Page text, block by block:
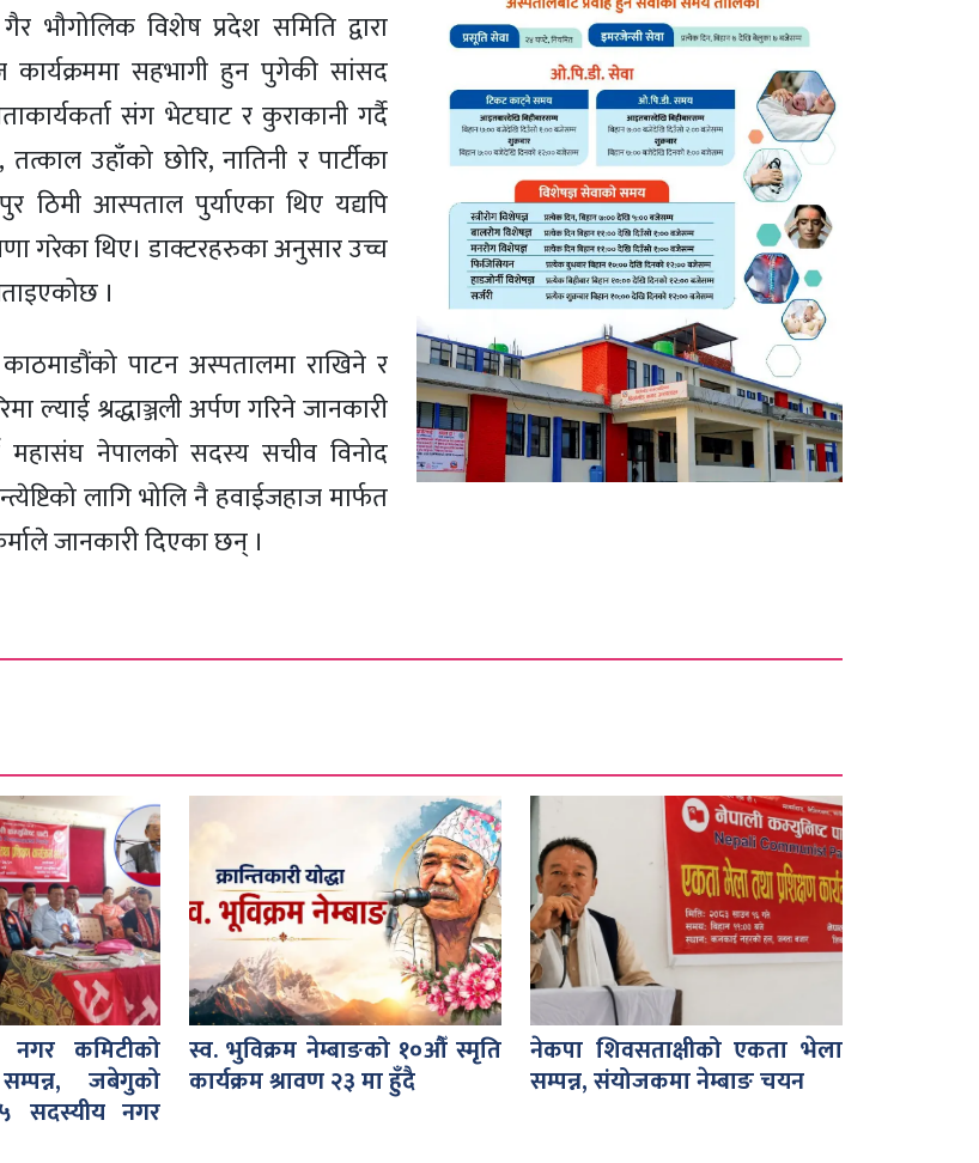
विशेष प्रदेश समिति द्वारा
कार्यक्रममा सहभागी हुन पुगेकी सांसद
संग भेटघाट र कुराकानी गर्दै
उहाँको छोरि, नातिनी र पार्टीका
ठिमी आस्पताल पुर्याएका थिए यद्यपि
गरेका थिए। डाक्टरहरुका अनुसार उच्च
।
पाटन अस्पतालमा राखिने र
ल्याई श्रद्धाञ्जली अर्पण गरिने जानकारी
नेपालको सदस्य सचीव विनोद
लागि भोलि नै हवाईजहाज मार्फत
जानकारी दिएका छन् ।
नगर कमिटीको
जबेगुको
सदस्यीय नगर
स्व. भुविक्रम नेम्बाङको १०औँ स्मृति
कार्यक्रम श्रावण २३ मा हुँदै
नेकपा शिवसताक्षीको एकता भेला
सम्पन्न, संयोजकमा नेम्बाङ चयन